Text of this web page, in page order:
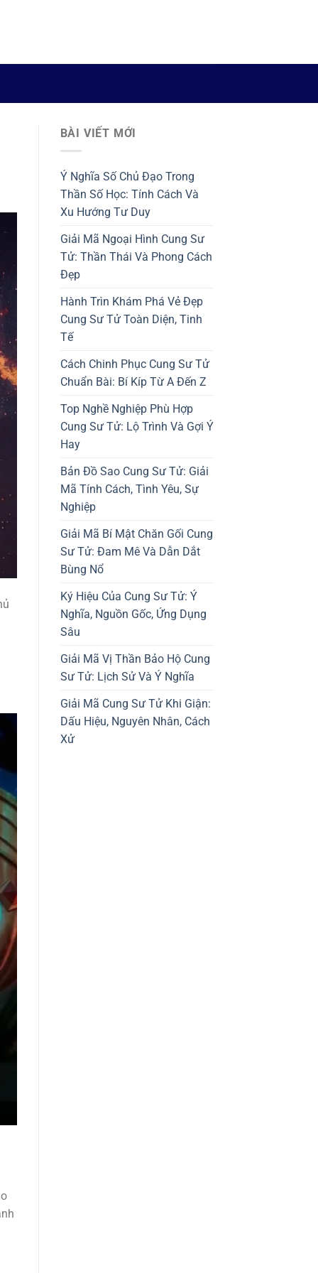
BÀI VIẾT MỚI
Ý Nghĩa Số Chủ Đạo Trong
Thần Số Học: Tính Cách Và
Xu Hướng Tư Duy
Giải Mã Ngoại Hình Cung Sư
Tử: Thần Thái Và Phong Cách
Đẹp
Hành Trìn Khám Phá Vẻ Đẹp
Cung Sư Tử Toàn Diện, Tinh
Tế
Cách Chinh Phục Cung Sư Tử
Chuẩn Bài: Bí Kíp Từ A Đến Z
Top Nghề Nghiệp Phù Hợp
Cung Sư Tử: Lộ Trình Và Gợi Ý
Hay
Bản Đồ Sao Cung Sư Tử: Giải
Mã Tính Cách, Tình Yêu, Sự
Nghiệp
Giải Mã Bí Mật Chăn Gối Cung
Sư Tử: Đam Mê Và Dẫn Dắt
Bùng Nổ
Ký Hiệu Của Cung Sư Tử: Ý
Nghĩa, Nguồn Gốc, Ứng Dụng
Sâu
Giải Mã Vị Thần Bảo Hộ Cung
Sư Tử: Lịch Sử Và Ý Nghĩa
Giải Mã Cung Sư Tử Khi Giận:
Dấu Hiệu, Nguyên Nhân, Cách
Xử